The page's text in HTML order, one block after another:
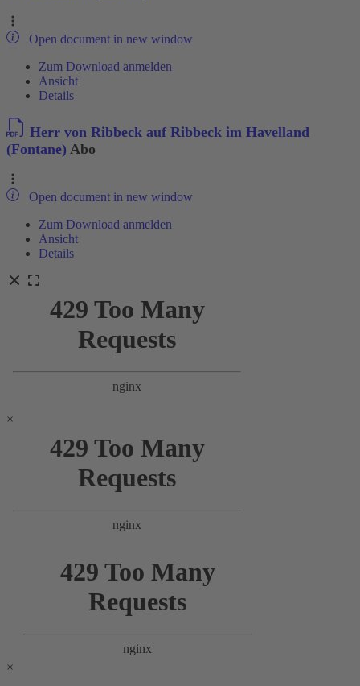
Open document in new window
Zum Download anmelden
Ansicht
Details
Herr von Ribbeck auf Ribbeck im Havelland
(Fontane) Abo
Open document in new window
Zum Download anmelden
Ansicht
Details
×
×